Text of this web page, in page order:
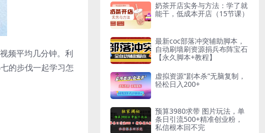
频平均几分钟。利
的步伐一起学习怎
奶茶开店实务与方法：学了就
能干，低成本开店（15节课）
最新coc部落冲突辅助脚本，
自动刷墙刷资源捐兵布阵宝石
【永久脚本+教程】
虚拟资源“剧本杀”无脑复制，
轻松日入200+
预算3980求带 图片玩法，单
条日引流500+精准创业粉，
私信根本回不完